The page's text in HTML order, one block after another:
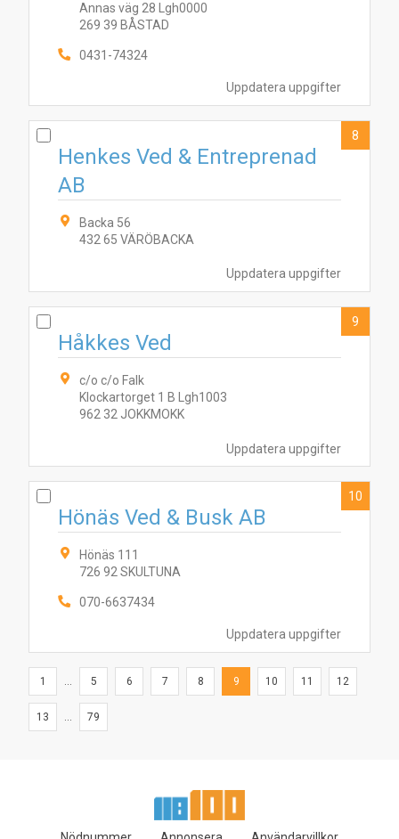
Uppdatera uppgifter
Annas väg 28 Lgh0000
269 39 BÅSTAD
0431-74324
Uppdatera uppgifter
Henkes Ved & Entreprenad
AB
Backa 56
432 65 VÄRÖBACKA
8
Uppdatera uppgifter
Håkkes Ved
c/o c/o Falk
Klockartorget 1 B Lgh1003
962 32 JOKKMOKK
9
Uppdatera uppgifter
Hönäs Ved & Busk AB
Hönäs 111
726 92 SKULTUNA
070-6637434
10
1 ... 5 6 7 8 9 10 11 12
13 ... 79